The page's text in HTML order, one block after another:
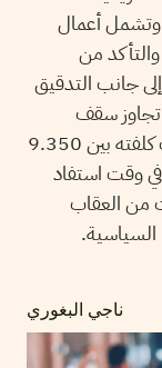
وتشمل أعمال
والتأكد من
جانب التدقيق
تجاوز سقف
التمويل والانتفاع بالإشهار السياسي تراوحت كلفته بين 9.350
في وقت استفاد
من العقاب
ناجي البغوري